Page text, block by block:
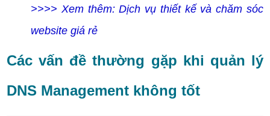
>>>> Xem thêm: Dịch vụ thiết kế và chăm sóc
website giá rẻ
Các vấn đề thường gặp khi quản lý
DNS Management không tốt